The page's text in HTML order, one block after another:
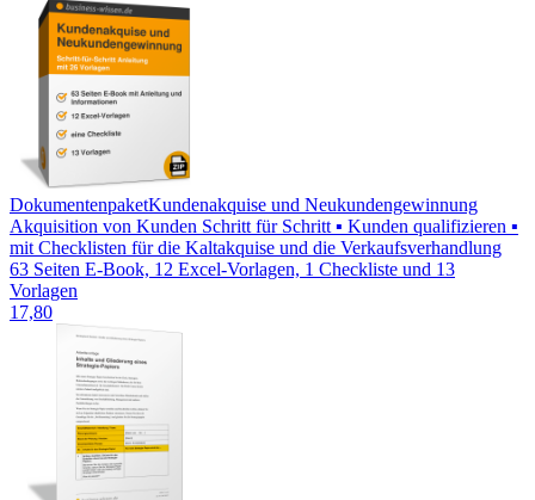
DokumentenpaketKundenakquise und Neukundengewinnung
Akquisition von Kunden Schritt für Schritt ▪ Kunden qualifizieren ▪
mit Checklisten für die Kaltakquise und die Verkaufsverhandlung
63 Seiten E-Book, 12 Excel-Vorlagen, 1 Checkliste und 13
Vorlagen
17,80